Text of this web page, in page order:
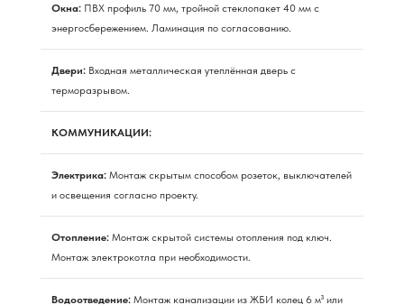
Окна: ПВХ профиль 70 мм, тройной стеклопакет 40 мм с
энергосбережением. Ламинация по согласованию.
Двери: Входная металлическая утеплённая дверь с
терморазрывом.
КОММУНИКАЦИИ:
Электрика: Монтаж скрытым способом розеток, выключателей
и освещения согласно проекту.
Отопление: Монтаж скрытой системы отопления под ключ.
Монтаж электрокотла при необходимости.
Водоотведение: Монтаж канализации из ЖБИ колец 6 м³ или